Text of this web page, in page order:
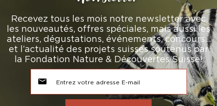
Recevez tous les mois notre newsletter avec
les nouveautés, offres spéciales, mais aussi les
ateliers, dégustations, événements, concours…
et l’actualité des projets suisses soutenus par
la Fondation Nature & Découvertes Suisse!